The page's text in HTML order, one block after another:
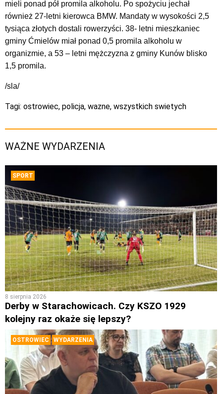
mieli ponad pół promila alkoholu. Po spożyciu jechał
również 27-letni kierowca BMW. Mandaty w wysokości 2,5
tysiąca złotych dostali rowerzyści. 38- letni mieszkaniec
gminy Ćmielów miał ponad 0,5 promila alkoholu w
organizmie, a 53 – letni mężczyzna z gminy Kunów blisko
1,5 promila.
/sla/
Tagi: ostrowiec, policja, wazne, wszystkich swietych
WAŻNE WYDARZENIA
SPORT
8 sierpnia 2026
Derby w Starachowicach. Czy KSZO 1929
kolejny raz okaże się lepszy?
OSTROWIEC WYDARZENIA